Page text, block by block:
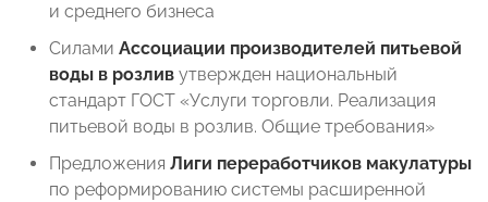
и среднего бизнеса
Силами Ассоциации производителей питьевой
воды в розлив утвержден национальный
стандарт ГОСТ «Услуги торговли. Реализация
питьевой воды в розлив. Общие требования»
Предложения Лиги переработчиков макулатуры
по реформированию системы расширенной